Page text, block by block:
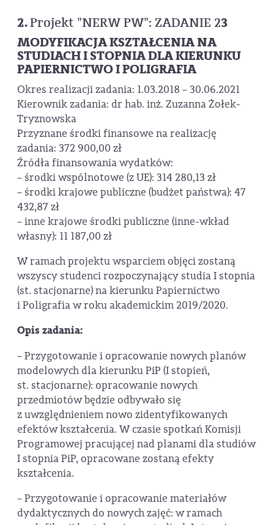
2.Projekt "NERW PW": ZADANIE 23
MODYFIKACJA KSZTAŁCENIA NA
STUDIACH I STOPNIA DLA KIERUNKU
PAPIERNICTWO I POLIGRAFIA
Okres realizacji zadania: 1.03.2018 – 30.06.2021
Kierownik zadania: dr hab. inż. Zuzanna Żołek-
Tryznowska
Przyznane środki finansowe na realizację
zadania: 372 900,00 zł
Źródła finansowania wydatków:
– środki wspólnotowe (z UE): 314 280,13 zł
– środki krajowe publiczne (budżet państwa): 47
432,87 zł
– inne krajowe środki publiczne (inne-wkład
własny): 11 187,00 zł
W ramach projektu wsparciem objęci zostaną
wszyscy studenci rozpoczynający studia I stopnia
(st. stacjonarne) na kierunku Papiernictwo
i Poligrafia w roku akademickim 2019/2020.
Opis zadania:
– Przygotowanie i opracowanie nowych planów
modelowych dla kierunku PiP (I stopień,
st. stacjonarne): opracowanie nowych
przedmiotów będzie odbywało się
z uwzględnieniem nowo zidentyfikowanych
efektów kształcenia. W czasie spotkań Komisji
Programowej pracującej nad planami dla studiów
I stopnia PiP, opracowane zostaną efekty
kształcenia.
– Przygotowanie i opracowanie materiałów
dydaktycznych do nowych zajęć: w ramach